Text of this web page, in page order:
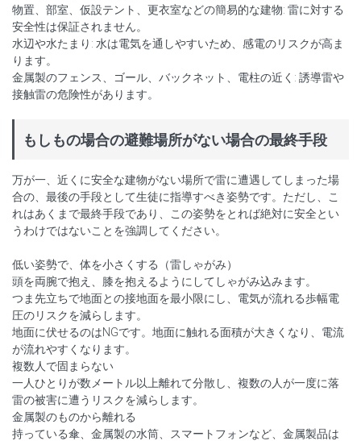
物置、部室、仮設テント、更衣室などの簡易的な建物: 雷に対する
安全性は保証されません。
水辺や水たまり: 水は電気を通しやすいため、感電のリスクが高ま
ります。
金属製のフェンス、ゴール、バックネット、電柱の近く: 誘導雷や
接触雷の危険性があります。
もしもの場合の避難場所がない場合の最終手段
万が一、近くに安全な建物がない場所で雷に遭遇してしまった場
合の、最後の手段として生徒に指導すべき姿勢です。ただし、こ
れはあくまで最終手段であり、この姿勢をとれば絶対に安全とい
うわけではないことを強調してください。
低い姿勢で、体を小さくする（雷しゃがみ）
頭を両腕で抱え、膝を抱えるようにしてしゃがみ込みます。
つま先立ちで地面との接地面を最小限にし、電気が流れる歩幅電
圧のリスクを減らします。
地面に伏せるのはNGです。地面に触れる面積が大きくなり、電流
が流れやすくなります。
複数人で固まらない
一人ひとりが数メートル以上離れて分散し、複数の人が一度に落
雷の被害に遭うリスクを減らします。
金属製のものから離れる
持っている傘、金属製の水筒、スマートフォンなど、金属製品は